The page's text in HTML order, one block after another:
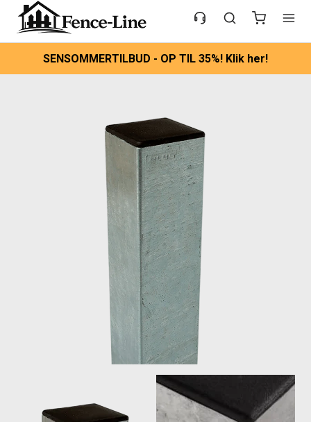
SENSOMMERTILBUD - OP TIL 35%! Klik her!